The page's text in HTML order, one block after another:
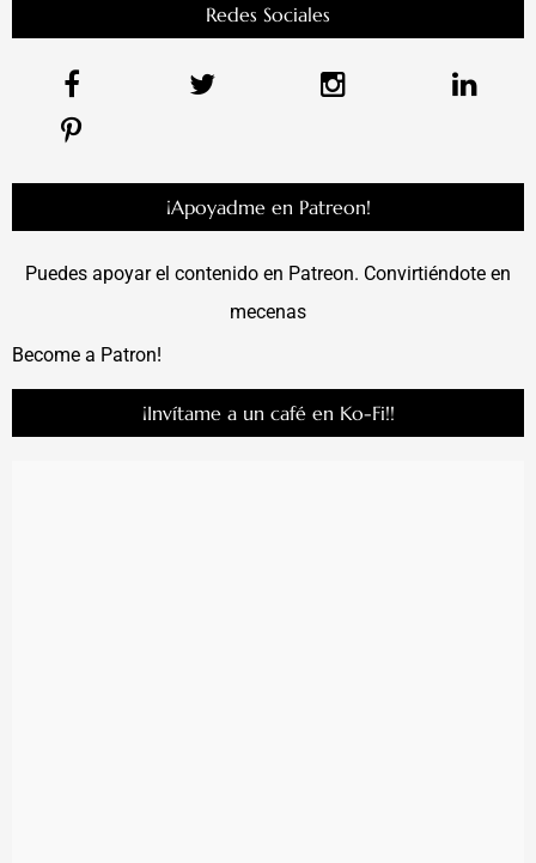
Redes Sociales
¡Apoyadme en Patreon!
Puedes apoyar el contenido en Patreon. Convirtiéndote en
mecenas
Become a Patron!
¡Invítame a un café en Ko-Fi!!